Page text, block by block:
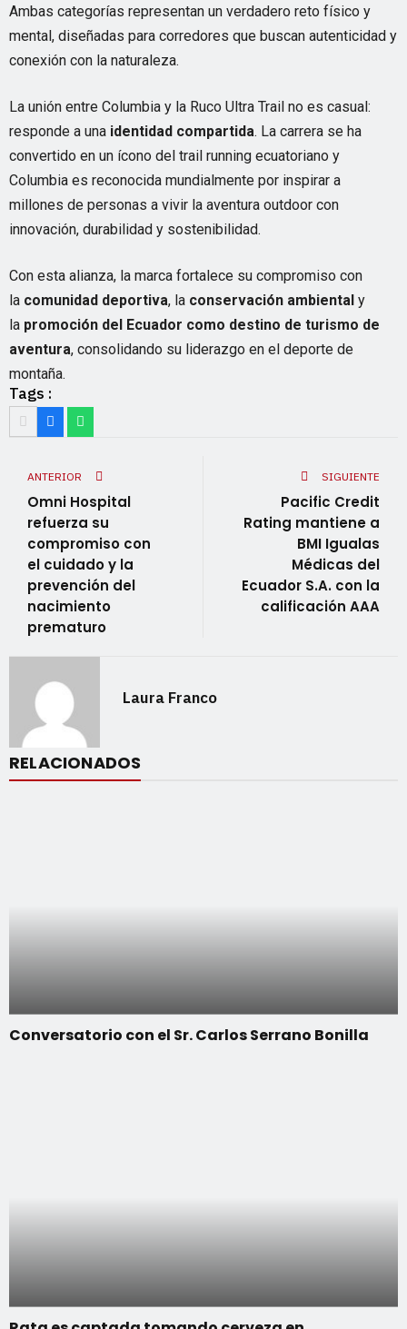
Ambas categorías representan un verdadero reto físico y
mental, diseñadas para corredores que buscan autenticidad y
conexión con la naturaleza.
La unión entre Columbia y la Ruco Ultra Trail no es casual:
responde a una identidad compartida. La carrera se ha
convertido en un ícono del trail running ecuatoriano y
Columbia es reconocida mundialmente por inspirar a
millones de personas a vivir la aventura outdoor con
innovación, durabilidad y sostenibilidad.
Con esta alianza, la marca fortalece su compromiso con
la comunidad deportiva, la conservación ambiental y
la promoción del Ecuador como destino de turismo de
aventura, consolidando su liderazgo en el deporte de
montaña.
Tags :
ANTERIOR
Omni Hospital
refuerza su
compromiso con
el cuidado y la
prevención del
nacimiento
prematuro
SIGUIENTE
Pacific Credit
Rating mantiene a
BMI Igualas
Médicas del
Ecuador S.A. con la
calificación AAA
Laura Franco
RELACIONADOS
Conversatorio con el Sr. Carlos Serrano Bonilla